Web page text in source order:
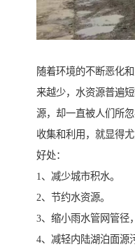
随着环境的不断恶化
来越少，水资源普遍
源，却一直被人们所
收集和利用，就显得
好处：
1、减少城市积水。
2、节约水资源。
3、缩小雨水管网管径
4、减轻内陆湖泊面源